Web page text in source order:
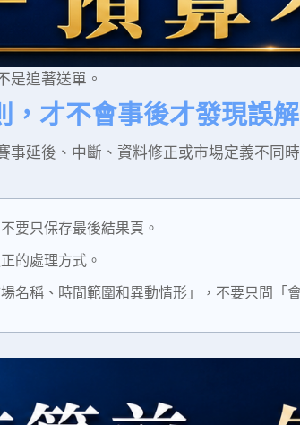
是追著送單。
，才不會事後才發現誤解
延後、中斷、資料修正或市場定義不
要只保存最後結果頁。
的處理方式。
名稱、時間範圍和異動情形」，不要只問「